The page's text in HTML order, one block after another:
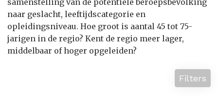
samenstelling van de potentiële beroepsbevolking
naar geslacht, leeftijdscategorie en
opleidingsniveau. Hoe groot is aantal 45 tot 75-
jarigen in de regio? Kent de regio meer lager,
middelbaar of hoger opgeleiden?
Filters